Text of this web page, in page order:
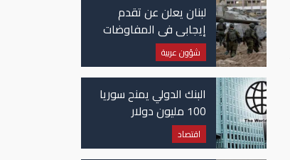
لبنان يعلن عن تقدم
إيجابي في المفاوضات
مع إسرائيل.. وأمريكا
تضغط لوقف النار في
غزة
شؤون عربية
البنك الدولي يمنح سوريا
100 مليون دولار
اقتصاد